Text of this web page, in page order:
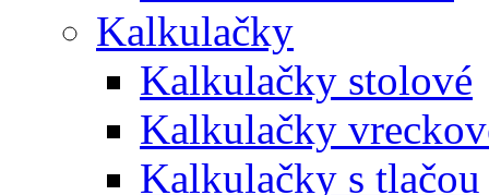
Kalkulačky
Kalkulačky stolové
Kalkulačky
Kalkulačky s tlačou